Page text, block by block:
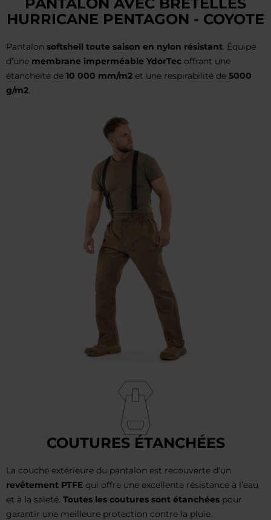
HURRICANE PENTAGON - COYOTE
Pantalon softshell toute saison en nylon résistant. Équipé
d’une membrane imperméable YdorTec offrant une
étanchéité de 10 000 mm/m2 et une respirabilité de 5000
g/m2.
COUTURES ÉTANCHÉES
La couche extérieure du pantalon est recouverte d’un
revêtement PTFE qui offre une excellente résistance à l’eau
et à la saleté. Toutes les coutures sont étanchées pour
garantir une meilleure protection contre la pluie.